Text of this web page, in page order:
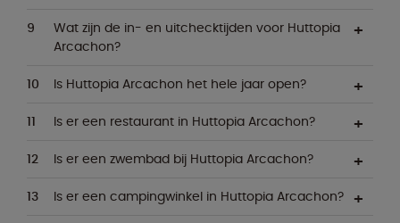
Wat zijn de in- en uitchecktijden voor Huttopia
Arcachon?
Is Huttopia Arcachon het hele jaar open?
Is er een restaurant in Huttopia Arcachon?
Is er een zwembad bij Huttopia Arcachon?
Is er een campingwinkel in Huttopia Arcachon?